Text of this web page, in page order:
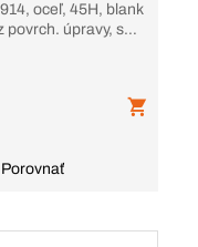
oceľ, 45H, blank
povrch. úpravy, s
Porovnať